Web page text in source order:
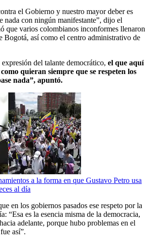
el Gobierno y nuestro mayor deber es
nada con ningún manifestante”, dijo el
que varios colombianos inconformes llenaron
Bogotá, así como el centro administrativo de
expresión del talante democrático, el que aquí
quieran siempre que se respeten los
nada”, apuntó.
a la forma en que Gustavo Petro usa
al día
en los gobiernos pasados ese respeto por la
“Esa es la esencia misma de la democracia,
adelante, porque hubo problemas en el
así”.